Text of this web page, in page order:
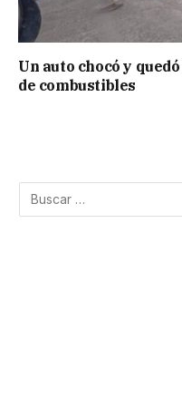
Un auto chocó y
de combustibles